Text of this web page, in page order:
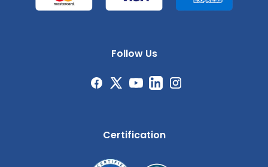
Follow Us
Certification